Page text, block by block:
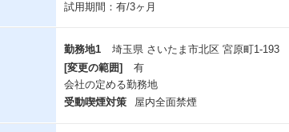
試用期間：有/3ヶ月
勤務地1
埼玉県 さいたま市北区 宮原町1-193
[変更の範囲]
有
会社の定める勤務地
受動喫煙対策
屋内全面禁煙